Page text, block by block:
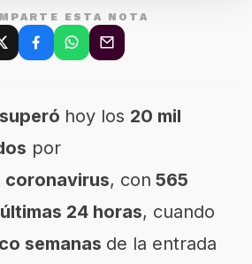
ESTA NOTA
superó hoy los 20 mil
por
coronavirus, con 565
últimas 24 horas, cuando
semanas de la entrada